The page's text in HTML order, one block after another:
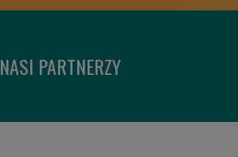
NASI PARTNERZY